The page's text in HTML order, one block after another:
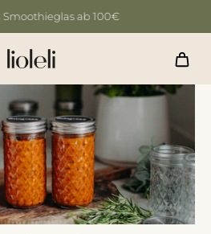
Smoothieglas ab 100€